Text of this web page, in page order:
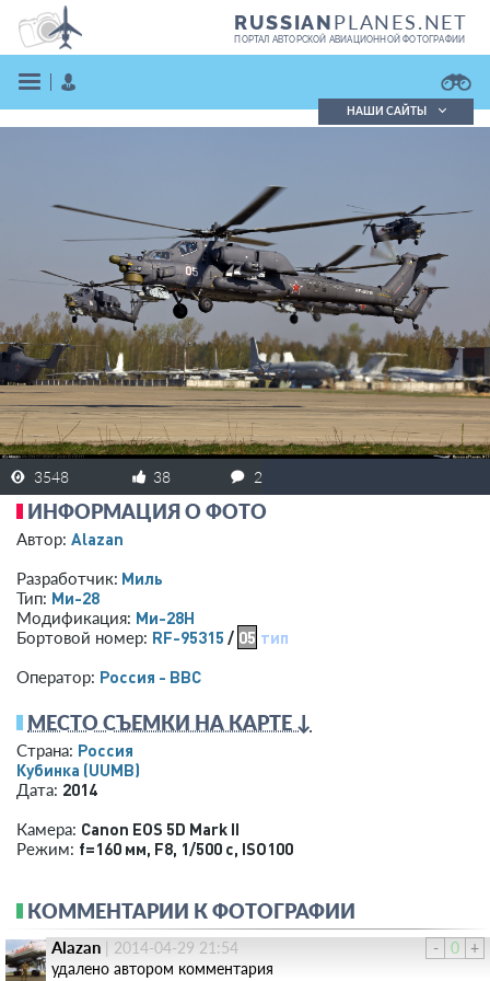
RUSSIANPLANES.NET
ПОРТАЛ АВТОРСКОЙ АВИАЦИОННОЙ ФОТОГРАФИИ
ВОЙТИ
ЗАРЕГИСТРИРОВАТЬСЯ
Подробно
НАШИ САЙТЫ
3548 38 2
ИНФОРМАЦИЯ О ФОТО
Автор: Alazan
Разработчик: Миль
Тип: Ми-28
Модификация: Ми-28Н
Бортовой номер: RF-95315 / 05 тип
Оператор: Россия - ВВС
МЕСТО СЪЕМКИ НА КАРТЕ ↓
Страна: Россия
Кубинка (UUMB)
Дата: 2014
Камера: Canon EOS 5D Mark II
Режим: f=160 мм, F8, 1/500 с, ISO100
КОММЕНТАРИИ К ФОТОГРАФИИ
- 0 +
Alazan
2014-04-29 21:54
удалено автором комментария